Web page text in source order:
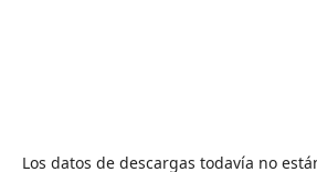
Los datos de descargas todavía no